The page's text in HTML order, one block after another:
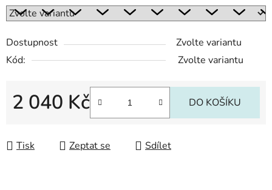
Dostupnost
Zvolte variantu
Kód:
Zvolte variantu
2 040 Kč DO KOŠÍKU
Tisk Zeptat se Sdílet